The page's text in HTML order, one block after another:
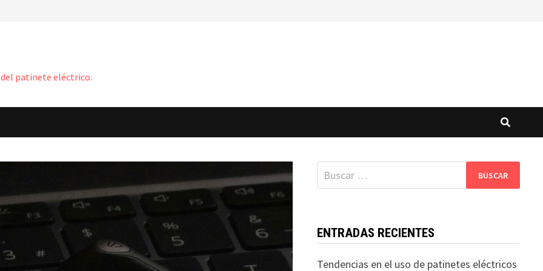
patinete eléctrico.
Buscar:
ENTRADAS RECIENTES
Tendencias en el uso de patinetes eléctricos